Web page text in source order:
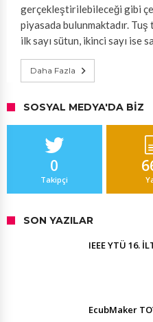
gerçekleştirilebileceği gibi
piyasada bulunmaktadır. Tuş
ilk sayı sütun, ikinci sayı ise
Daha Fazla
SOSYAL MEDYA'DA BIZ
0
Takipçi
SON YAZILAR
IEEE YTÜ 16.
EcubMaker